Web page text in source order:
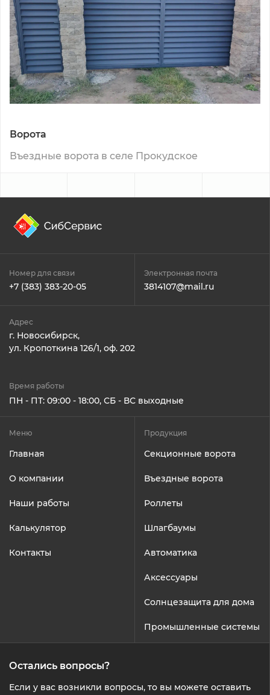
Ворота
Въездные ворота в селе Прокудское
Номер для связи
+7 (383) 383-20-05
Электронная почта
3814107@mail.ru
Адрес
г. Новосибирск,
ул. Кропоткина 126/1, оф. 202
Время работы
ПН - ПТ: 09:00 - 18:00, СБ - ВС выходные
Меню
Главная
О компании
Наши работы
Калькулятор
Контакты
Продукция
Секционные ворота
Въездные ворота
Роллеты
Шлагбаумы
Автоматика
Аксессуары
Солнцезащита для дома
Промышленные системы
Остались вопросы?
Если у вас возникли вопросы, то вы можете оставить